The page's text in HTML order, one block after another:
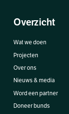
Overzicht
Wat we doen
Projecten
Over ons
Nieuws & media
Word een partner
Doneer bunds